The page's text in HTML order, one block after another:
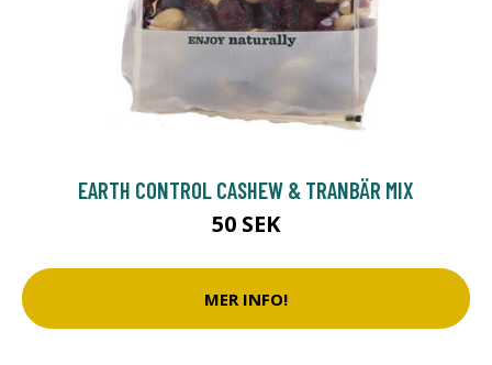
EARTH CONTROL CASHEW & TRANBÄR MIX
50 SEK
MER INFO!